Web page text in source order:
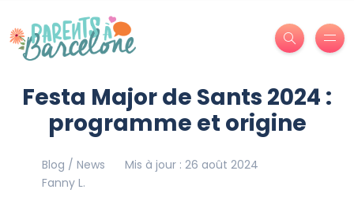
Festa Major de Sants 2024 :
programme et origine
Blog / News
Mis à jour : 26 août 2024
Fanny L.